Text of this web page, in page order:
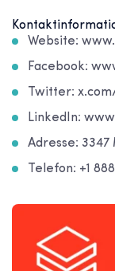
Website:
Facebook:
Twitter:
LinkedIn:
Adresse:
Telefon: +1